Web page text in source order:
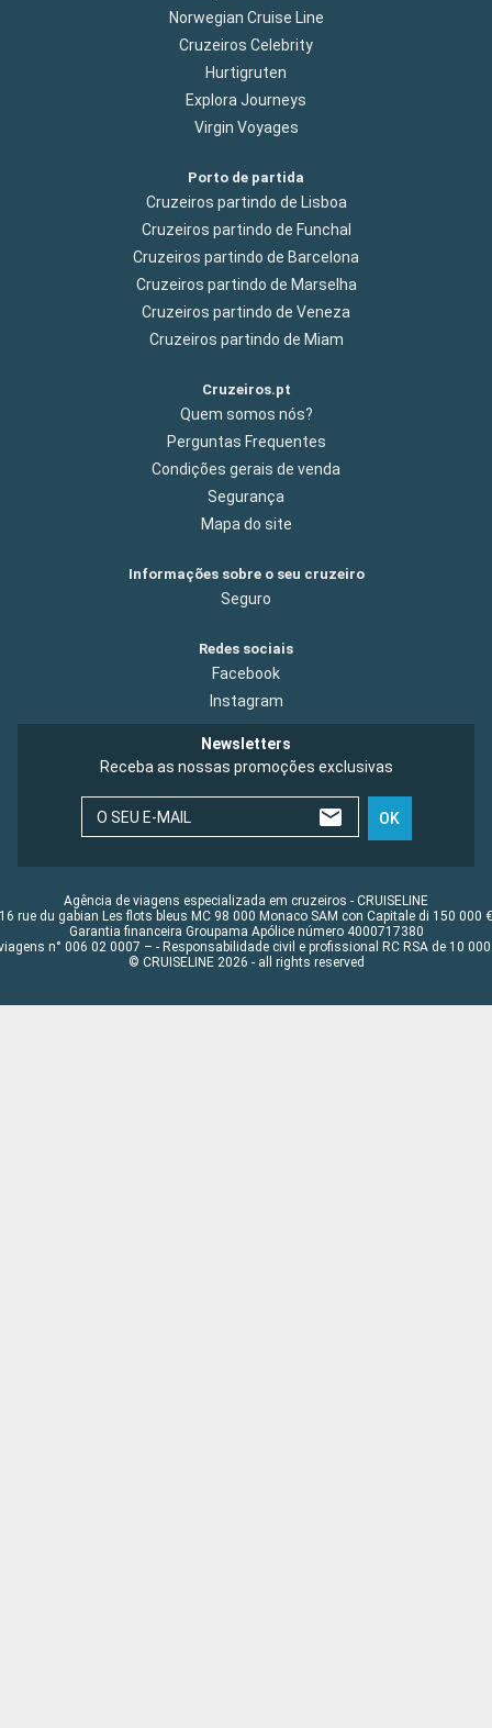
Norwegian Cruise Line
Cruzeiros Celebrity
Hurtigruten
Explora Journeys
Virgin Voyages
Porto de partida
Cruzeiros partindo de Lisboa
Cruzeiros partindo de Funchal
Cruzeiros partindo de Barcelona
Cruzeiros partindo de Marselha
Cruzeiros partindo de Veneza
Cruzeiros partindo de Miam
Cruzeiros.pt
Quem somos nós?
Perguntas Frequentes
Condições gerais de venda
Segurança
Mapa do site
Informações sobre o seu cruzeiro
Seguro
Redes sociais
Facebook
Instagram
Newsletters
Receba as nossas promoções exclusivas
O SEU E-MAIL OK
Agência de viagens especializada em cruzeiros - CRUISELINE
16 rue du gabian Les flots bleus MC 98 000 Monaco SAM con Capitale di 150 000 €
Garantia financeira Groupama Apólice número 4000717380
n° 006 02 0007 – - Responsabilidade civil e profissional RC RSA de 10 000
© CRUISELINE 2026 - all rights reserved